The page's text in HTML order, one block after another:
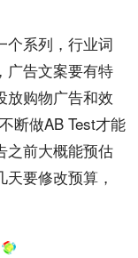
个系列，行业词
广告文案要有特
放购物广告和效
断做AB Test才能
之前大概能预估
要修改预算，